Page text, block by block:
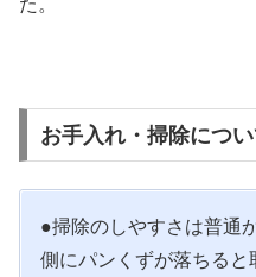
た。
お手入れ・掃除につ
●掃除のしやすさは普通
側にパンくずが落ちると